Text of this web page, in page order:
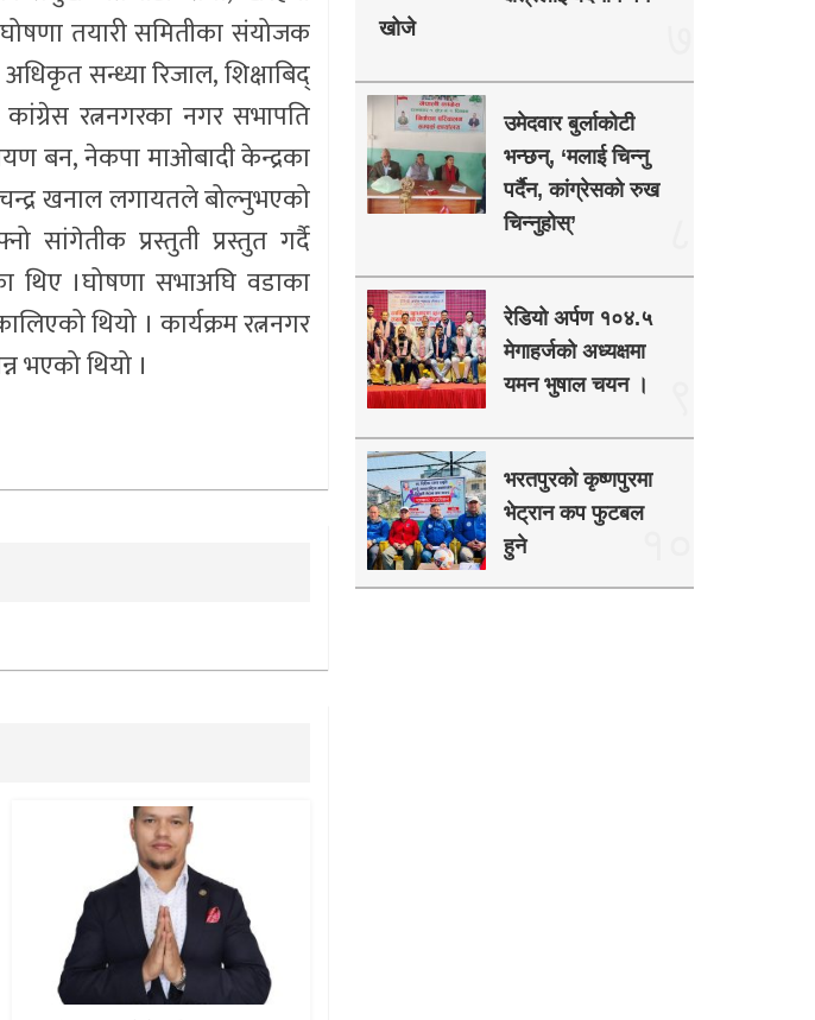
तयारी समितीका संयोजक
सन्ध्या रिजाल, शिक्षाबिद्
रत्ननगरका नगर सभापति
बन, नेकपा माओबादी केन्द्रका
खनाल लगायतले बोल्नुभएको
सांगेतीक प्रस्तुती प्रस्तुत गर्दै
थिए ।घोषणा सभाअघि वडाका
थियो । कार्यक्रम रत्ननगर
भएको थियो ।
खोजे
उमेदवार बुर्लाकोटी
भन्छन्, ‘मलाई चिन्नु
पर्दैन, कांग्रेसको रुख
चिन्नुहोस्’
रेडियो अर्पण १०४.५
मेगाहर्जको अध्यक्षमा
यमन भुषाल चयन ।
भरतपुरको कृष्णपुरमा
भेट्रान कप फुटबल
हुने